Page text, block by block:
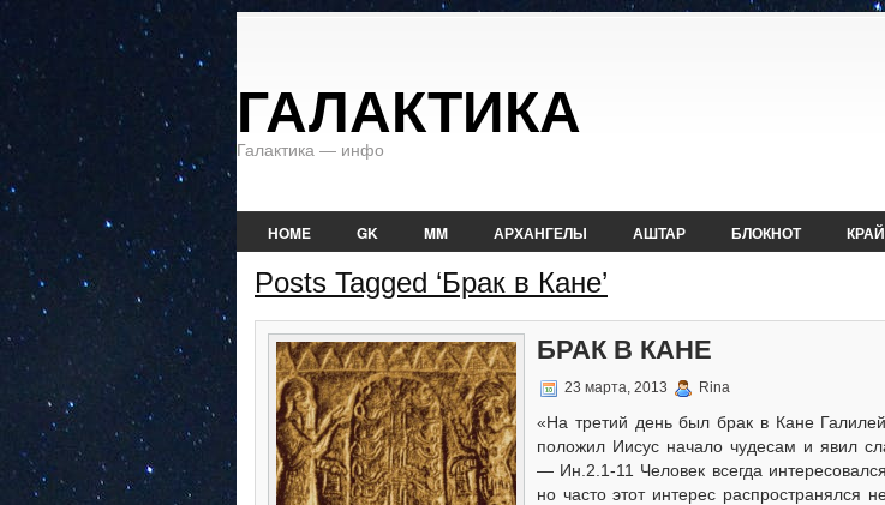
ГАЛАКТИКА
Галактика — инфо
HOME GK MM АРХАНГЕЛЫ АШТАР БЛОКНОТ
Posts Tagged ‘Брак в Кане’
БРАК В КАНЕ
23 марта, 2013 Rina
«На третий день был брак в Кане
положил Иисус начало чудесам и явил
— Ин.2.1-11 Человек всегда
но часто этот интерес распространялся